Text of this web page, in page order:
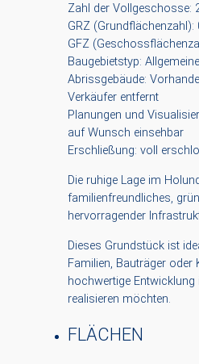
Zahl der Vollgeschosse:
GRZ (Grundflächenzahl):
GFZ
Baugebietstyp:
Abrissgebäude:
Verkäufer entfernt
Planungen und
auf Wunsch einsehbar
Erschließung: voll
Die ruhige Lage im
familienfreundliches,
hervorragender
Dieses Grundstück ist
Familien, Bauträger oder
hochwertige
realisieren möchten.
FLÄCHEN